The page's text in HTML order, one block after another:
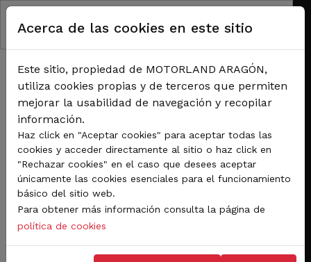
Pasar al contenido principal
RUTA DE NAVEGACIÓN
Inicio
Noticias
Aragón
Más de 170 pilotos este fin
de semana en el XI Trofeo
de Velocidad MotorLand
Aragón
Durante el fin de semana habrá más de
15 horas de carreras entre las que
destaca una carrera de resistencia el
Acerca de las cookies en este sitio
Este sitio, propiedad de MOTORLAND ARAGÓN,
utiliza cookies propias y de terceros que permiten
mejorar la usabilidad de navegación y recopilar
información.
Haz click en "Aceptar cookies" para aceptar todas las
cookies y acceder directamente al sitio o haz click en
"Rechazar cookies" en el caso que desees aceptar
únicamente las cookies esenciales para el funcionamiento
básico del sitio web.
Para obtener más información consulta la página de
política de cookies